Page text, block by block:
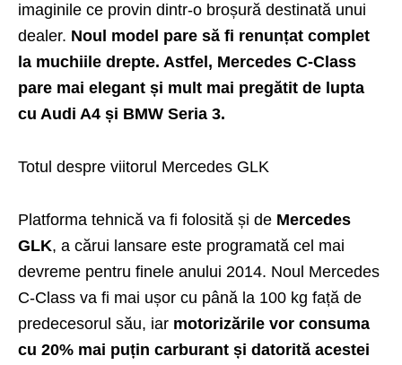
imaginile ce provin dintr-o broșură destinată unui
dealer. Noul model pare să fi renunțat complet
la muchiile drepte. Astfel, Mercedes C-Class
pare mai elegant și mult mai pregătit de lupta
cu Audi A4 și BMW Seria 3.
Totul despre viitorul Mercedes GLK
Platforma tehnică va fi folosită și de Mercedes
GLK, a cărui lansare este programată cel mai
devreme pentru finele anului 2014. Noul Mercedes
C-Class va fi mai ușor cu până la 100 kg față de
predecesorul său, iar motorizările vor consuma
cu 20% mai puțin carburant și datorită acestei